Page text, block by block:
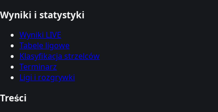
Wyniki i statystyki
Wyniki LIVE
Tabele ligowe
Klasyfikacja strzelców
Terminarz
Ligi i rozgrywki
Treści